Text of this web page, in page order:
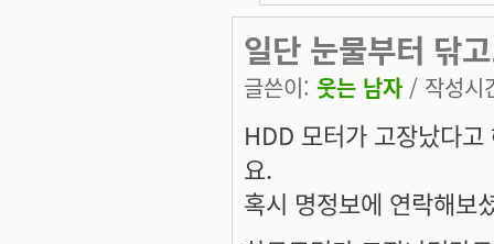
일단 눈물부터 닦
글쓴이: 웃는 남자 / 작성
HDD 모터가 고장났다
요.
혹시 명정보에 연락해보